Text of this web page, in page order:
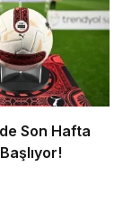
Son Hafta